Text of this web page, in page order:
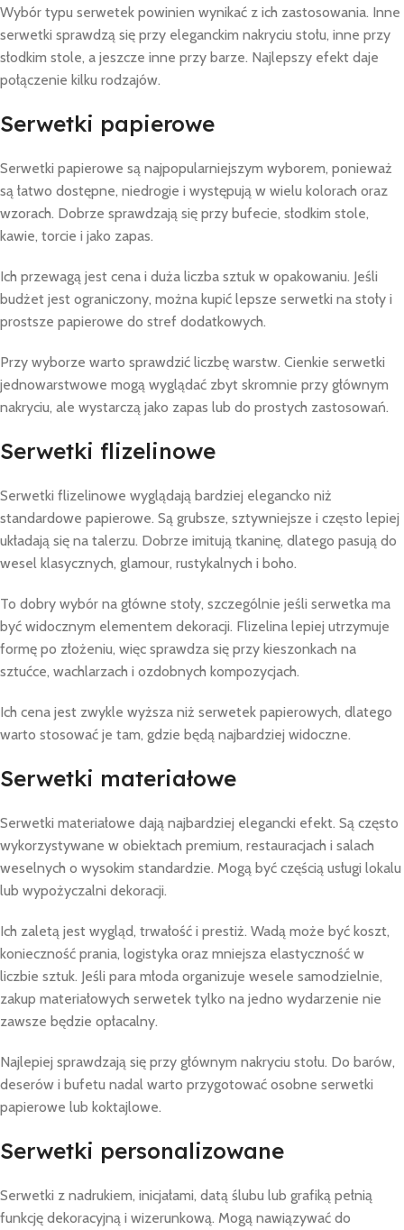
Wybór typu serwetek powinien wynikać z ich zastosowania. Inne
serwetki sprawdzą się przy eleganckim nakryciu stołu, inne przy
słodkim stole, a jeszcze inne przy barze. Najlepszy efekt daje
połączenie kilku rodzajów.
Serwetki papierowe
Serwetki papierowe są najpopularniejszym wyborem, ponieważ
są łatwo dostępne, niedrogie i występują w wielu kolorach oraz
wzorach. Dobrze sprawdzają się przy bufecie, słodkim stole,
kawie, torcie i jako zapas.
Ich przewagą jest cena i duża liczba sztuk w opakowaniu. Jeśli
budżet jest ograniczony, można kupić lepsze serwetki na stoły i
prostsze papierowe do stref dodatkowych.
Przy wyborze warto sprawdzić liczbę warstw. Cienkie serwetki
jednowarstwowe mogą wyglądać zbyt skromnie przy głównym
nakryciu, ale wystarczą jako zapas lub do prostych zastosowań.
Serwetki flizelinowe
Serwetki flizelinowe wyglądają bardziej elegancko niż
standardowe papierowe. Są grubsze, sztywniejsze i często lepiej
układają się na talerzu. Dobrze imitują tkaninę, dlatego pasują do
wesel klasycznych, glamour, rustykalnych i boho.
To dobry wybór na główne stoły, szczególnie jeśli serwetka ma
być widocznym elementem dekoracji. Flizelina lepiej utrzymuje
formę po złożeniu, więc sprawdza się przy kieszonkach na
sztućce, wachlarzach i ozdobnych kompozycjach.
Ich cena jest zwykle wyższa niż serwetek papierowych, dlatego
warto stosować je tam, gdzie będą najbardziej widoczne.
Serwetki materiałowe
Serwetki materiałowe dają najbardziej elegancki efekt. Są często
wykorzystywane w obiektach premium, restauracjach i salach
weselnych o wysokim standardzie. Mogą być częścią usługi lokalu
lub wypożyczalni dekoracji.
Ich zaletą jest wygląd, trwałość i prestiż. Wadą może być koszt,
konieczność prania, logistyka oraz mniejsza elastyczność w
liczbie sztuk. Jeśli para młoda organizuje wesele samodzielnie,
zakup materiałowych serwetek tylko na jedno wydarzenie nie
zawsze będzie opłacalny.
Najlepiej sprawdzają się przy głównym nakryciu stołu. Do barów,
deserów i bufetu nadal warto przygotować osobne serwetki
papierowe lub koktajlowe.
Serwetki personalizowane
Serwetki z nadrukiem, inicjałami, datą ślubu lub grafiką pełnią
funkcję dekoracyjną i wizerunkową. Mogą nawiązywać do